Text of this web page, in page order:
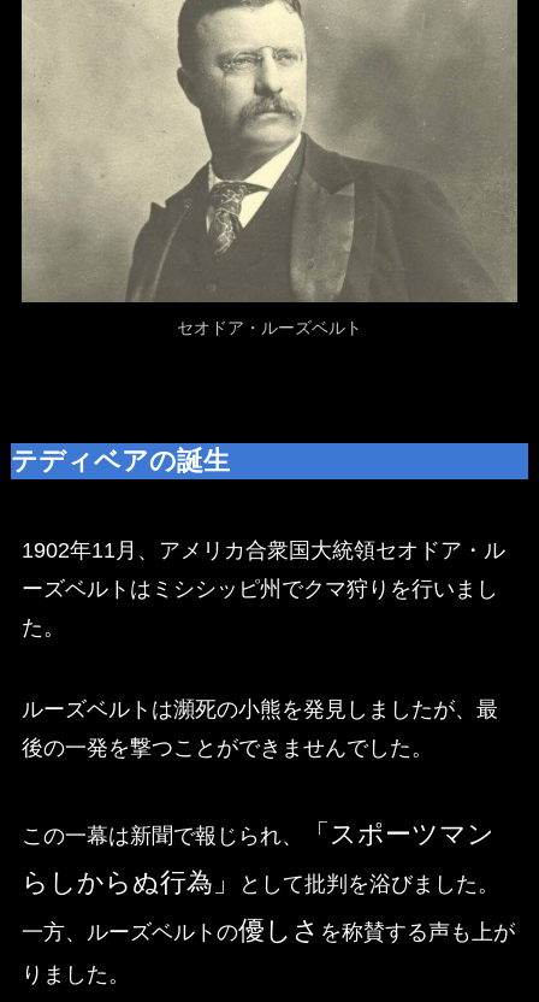
セオドア・ルーズベルト
テディベアの誕生
1902年11月、アメリカ合衆国大統領セオドア・ル
ーズベルトはミシシッピ州でクマ狩りを行いまし
た。
ルーズベルトは瀕死の小熊を発見しましたが、最
後の一発を撃つことができませんでした。
この一幕は新聞で報じられ、
「スポーツマン
らしからぬ行為」
として批判を浴びました。
一方、ルーズベルトの優しさ を称賛する声も上が
りました。